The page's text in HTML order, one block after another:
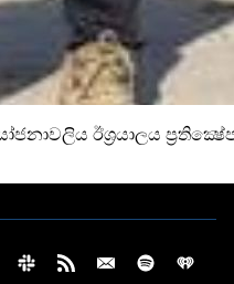
ඊශ්‍රයාලය